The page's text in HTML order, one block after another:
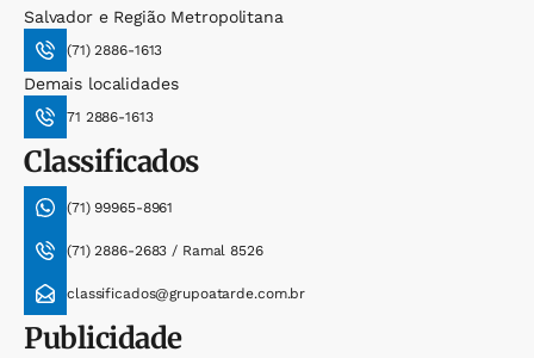
Salvador e Região Metropolitana
(71) 2886-1613
Demais localidades
71 2886-1613
Classificados
(71) 99965-8961
(71) 2886-2683 / Ramal 8526
classificados@grupoatarde.com.br
Publicidade